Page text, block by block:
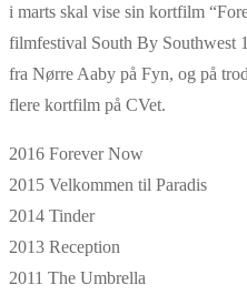
i marts skal vise sin kortfilm
filmfestival South By Southwest
fra Nørre Aaby på Fyn, og på
flere kortfilm på CVet.
2016 Forever Now
2015 Velkommen til Paradis
2014 Tinder
2013 Reception
2011 The Umbrella